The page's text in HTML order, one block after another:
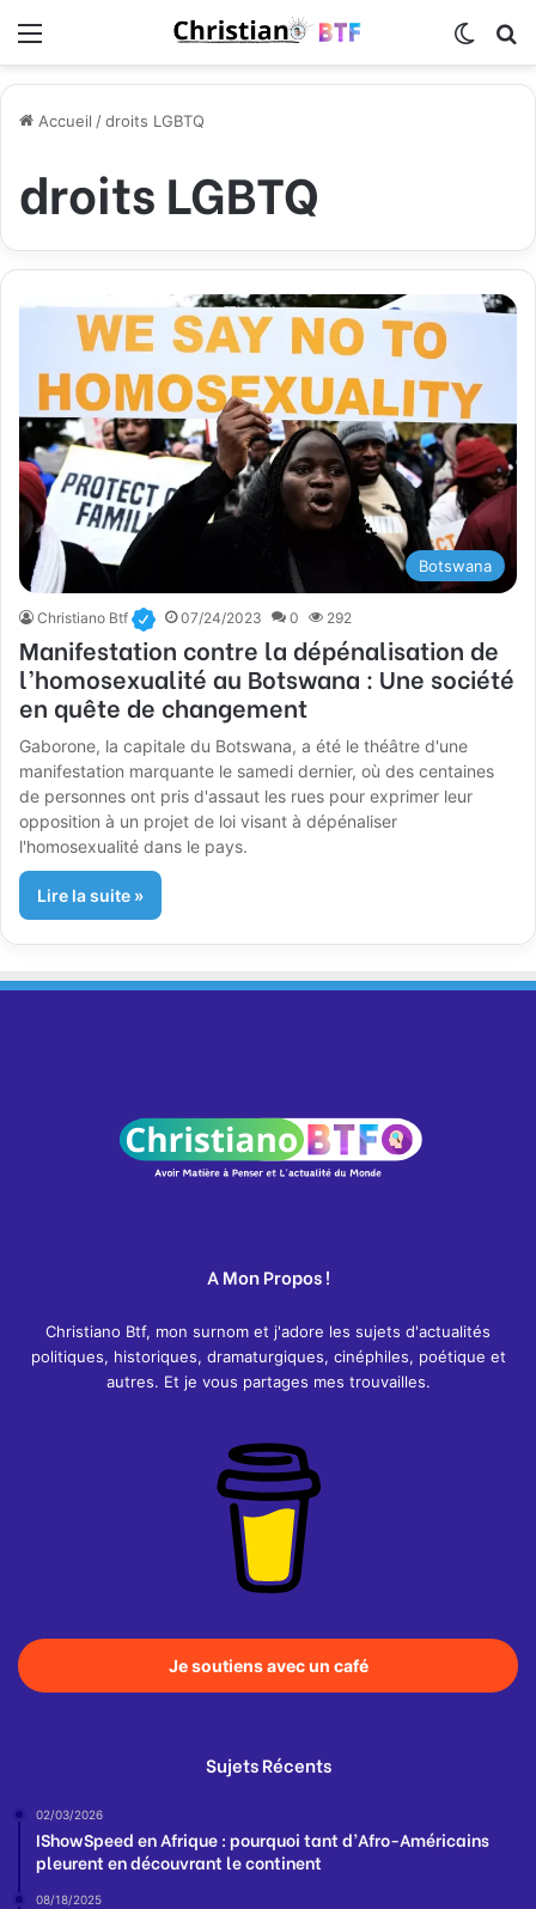
Accueil /droits LGBTQ
droits LGBTQ
Botswana
Christiano Btf 07/24/2023 0 292
Manifestation contre la dépénalisation de
l’homosexualité au Botswana : Une société
en quête de changement
Gaborone, la capitale du Botswana, a été le théâtre d'une
manifestation marquante le samedi dernier, où des centaines
de personnes ont pris d'assaut les rues pour exprimer leur
opposition à un projet de loi visant à dépénaliser
l'homosexualité dans le pays.
Lire la suite »
A Mon Propos !
Christiano Btf, mon surnom et j'adore les sujets d'actualités
politiques, historiques, dramaturgiques, cinéphiles, poétique et
autres. Et je vous partages mes trouvailles.
Je soutiens avec un café
Sujets Récents
02/03/2026
IShowSpeed en Afrique : pourquoi tant d’Afro-Américains
pleurent en découvrant le continent
08/18/2025